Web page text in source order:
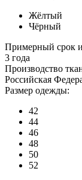
Жёлтый
Чёрный
Примерный срок
3 года
Производство
Российская
Размер одежды:
42
44
46
48
50
52